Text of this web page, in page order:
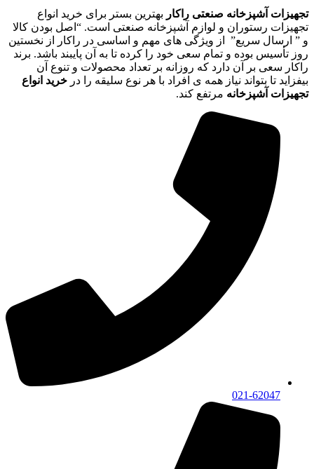
تجهیزات آشپزخانه صنعتی راکار بهترین بستر برای خرید انواع
تجهیزات رستوران و لوازم آشپزخانه صنعتی است. “اصل بودن کالا
و ” ارسال سریع” از ویژگی های مهم و اساسی در راکار از نخستین
روز تأسیس بوده و تمام سعی خود را کرده تا به آن پایبند باشد. برند
راکار سعی بر آن دارد که روزانه بر تعداد محصولات و تنوع آن
بیفزاید تا بتواند نیاز همه ی افراد با هر نوع سلیقه را در خرید انواع
تجهیزات آشپزخانه مرتفع کند.
021-62047